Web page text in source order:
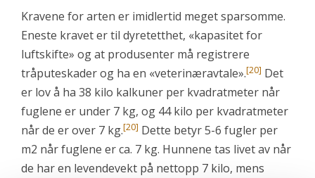
Kravene for arten er imidlertid meget sparsomme.
Eneste kravet er til dyretetthet, «kapasitet for
luftskifte» og at produsenter må registrere
tråputeskader og ha en «veterinæravtale».[20] Det
er lov å ha 38 kilo kalkuner per kvadratmeter når
fuglene er under 7 kg, og 44 kilo per kvadratmeter
når de er over 7 kg.[20] Dette betyr 5-6 fugler per
m2 når fuglene er ca. 7 kg. Hunnene tas livet av når
de har en levendevekt på nettopp 7 kilo, mens